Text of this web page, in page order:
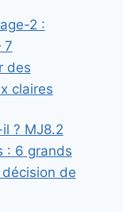
2 :
7
des
claires
? MJ8.2
: 6 grands
de